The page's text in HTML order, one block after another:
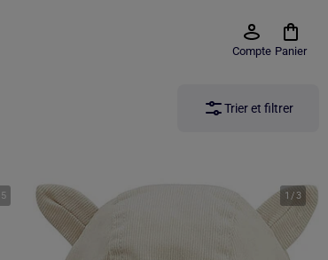
Compte Panier
Trier et filtrer
5 1 /3